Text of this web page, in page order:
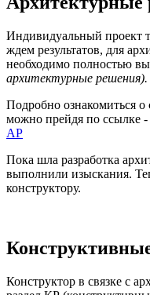
Индивидуальный проект
ждем результатов, для
необходимо полностью
архитектурные решения).
Подробно ознакомиться о
можно прейдя по ссылке -
АР
Пока шла разработка
выполнили изыскания.
конструктору.
Конструктор в связке с